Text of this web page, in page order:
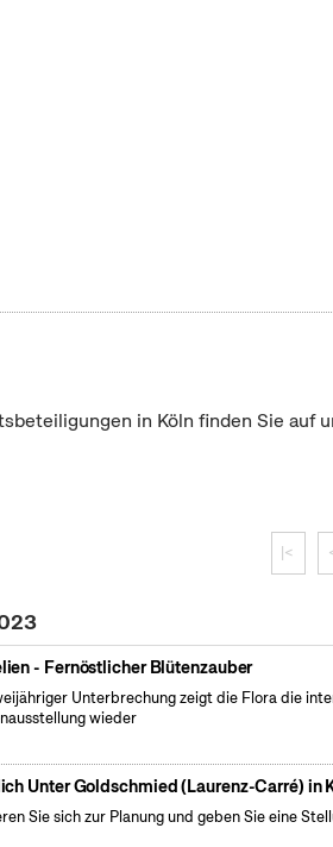
in Köln finden Sie auf
|<
- Fernöstlicher Blütenzauber
Unterbrechung zeigt die Flora die
wieder
Unter Goldschmied (Laurenz-Carré) in
Sie sich zur Planung und geben Sie eine